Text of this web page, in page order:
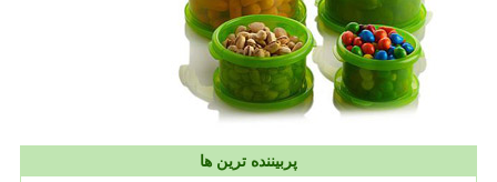
پربیننده ترین ها